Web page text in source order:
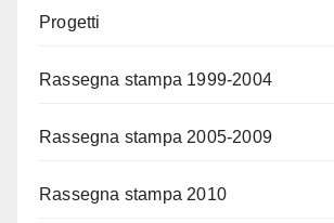
Progetti
Rassegna stampa 1999-2004
Rassegna stampa 2005-2009
Rassegna stampa 2010